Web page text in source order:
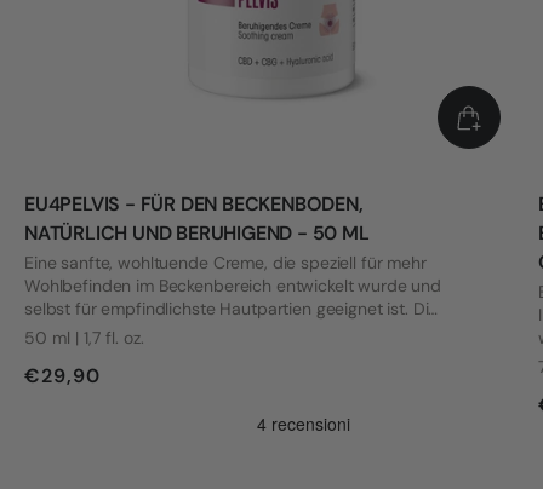
EU4PELVIS - FÜR DEN BECKENBODEN,
NATÜRLICH UND BERUHIGEND - 50 ML
Eine sanfte, wohltuende Creme, die speziell für mehr
Wohlbefinden im Beckenbereich entwickelt wurde und
selbst für empfindlichste Hautpartien geeignet ist. Die
Formel wurde mit Blick auf die Bedürfnisse von Frauen
entwickelt.
50 ml | 1,7 fl. oz.
€29,90